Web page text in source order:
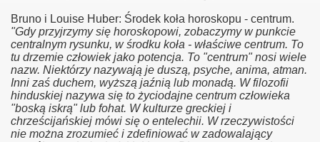
Bruno i Louise Huber: Środek koła horoskopu - centrum.
"Gdy przyjrzymy się horoskopowi, zobaczymy w punkcie
centralnym rysunku, w środku koła - właściwe centrum. To
tu drzemie człowiek jako potencja. To "centrum" nosi wiele
nazw. Niektórzy nazywają je duszą, psyche, anima, atman.
Inni zaś duchem, wyższą jaźnią lub monadą. W filozofii
hinduskiej nazywa się to życiodajne centrum człowieka
"boską iskrą" lub fohat. W kulturze greckiej i
chrześcijańskiej mówi się o entelechii. W rzeczywistości
nie można zrozumieć i zdefiniować w zadowalający